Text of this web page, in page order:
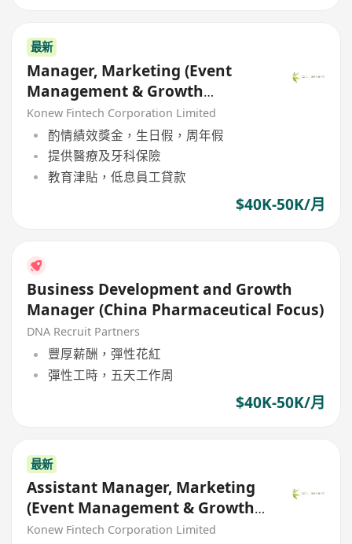
最新
Manager, Marketing (Event
Management & Growth
Marketing)
Konew Fintech Corporation Limited
酌情績效獎金，生日假，周年假
提供醫療及牙科保險
教育津貼，低息員工貸款
$40K-50K/月
Business Development and Growth
Manager (China Pharmaceutical Focus)
DNA Recruit Partners
豐厚薪酬，彈性花紅
彈性工時，五天工作周
$40K-50K/月
最新
Assistant Manager, Marketing
(Event Management & Growth
Marketing)
Konew Fintech Corporation Limited